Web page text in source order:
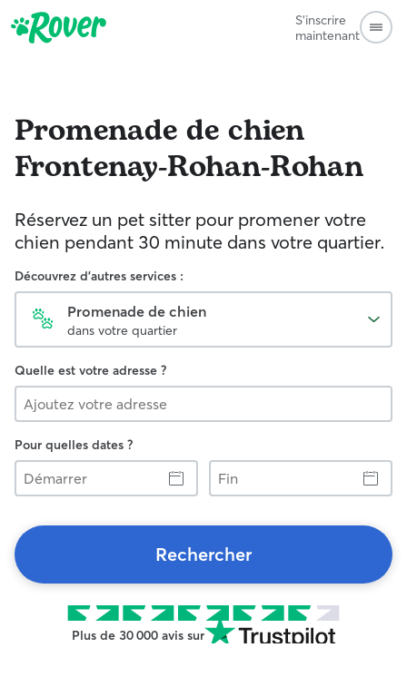
S'inscrire
maintenant
Promenade de chien
Frontenay-Rohan-Rohan
Réservez un pet sitter pour promener votre
chien pendant 30 minute dans votre quartier.
Découvrez d'autres services :
Promenade de chien
dans votre quartier
Quelle est votre adresse ?
Pour quelles dates ?
Démarrer
Fin
Rechercher
Plus de 30 000 avis sur